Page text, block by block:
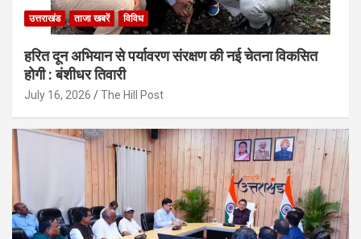
उत्तराखंड ताजा खबरें विविध
हरित दून अभियान से पर्यावरण संरक्षण की नई चेतना विकसित
होगी : बंशीधर तिवारी
July 16, 2026 The Hill Post